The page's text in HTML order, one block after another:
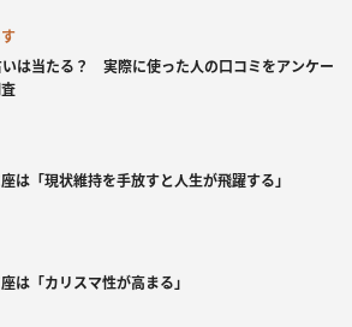
は当たる？ 実際に使った人の口コミをアンケー
は「現状維持を手放すと人生が飛躍する」
は「カリスマ性が高まる」